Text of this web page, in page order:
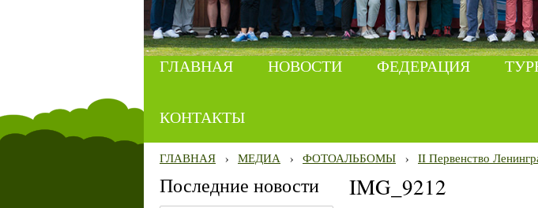
ГЛАВНАЯ НОВОСТИ ФЕДЕРАЦИЯ
КОНТАКТЫ
ГЛАВНАЯ › МЕДИА › ФОТОАЛЬБОМЫ › II Первенство
Последние новости IMG_9212